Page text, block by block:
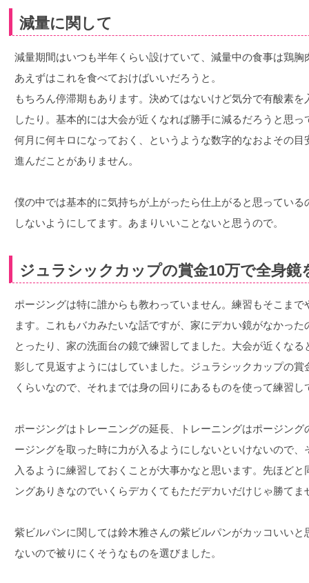
減量に関して
減量期間はいつも半年くらい設けていて、減量中の食事は鶏
あえずはこれを食べておけばいいだろうと。
もちろん停滞期もあります。決めてはないけど気分で有酸素
したり。基本的には大会が近くなれば勝手に減るだろうと思っ
何月に何キロになっておく、というような数字的なおよその
進んだことがありません。
僕の中では基本的に気持ちが上がったら仕上がると思ってい
しないようにしてます。あまりいいことないと思うので。
ジュラシックカップの賞金10万で全身鏡
ポージングは特に誰からも教わっていません。練習もそこま
ます。これもバカみたいな話ですが、家にデカい鏡がなかっ
とったり、家の洗面台の鏡で練習してました。大会が近くな
影して見返すようにはしていました。ジュラシックカップの
くらいなので、それまでは身の回りにあるものを使って練習し
ポージングはトレーニングの延長、トレーニングはポージン
ージングを取った時に力が入るようにしないといけないので
入るように練習しておくことが大事かなと思います。先ほど
ングありきなのでいくらデカくてもただデカいだけじゃ勝てま
紫ビルパンに関しては鈴木雅さんの紫ビルパンがカッコいい
ないので被りにくそうなものを選びました。